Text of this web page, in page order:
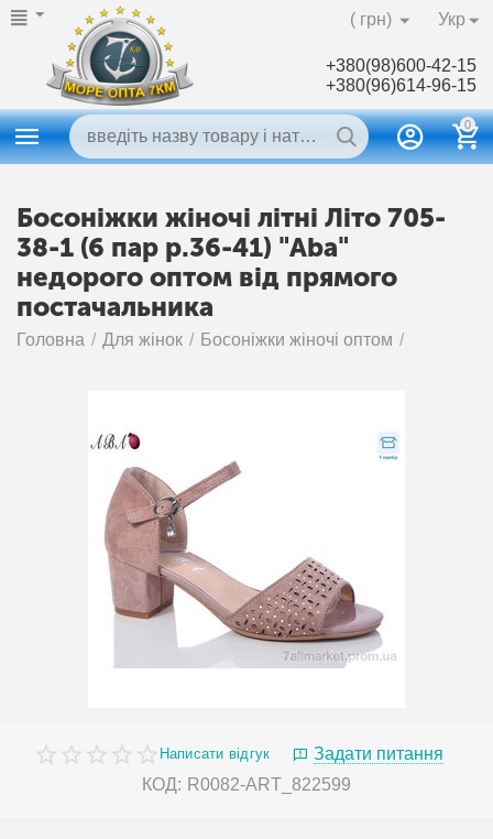
Укр
( грн)
+380(98)600-42-15
+380(96)614-96-15
0
Босоніжки жіночі літні Літо 705-
38-1 (6 пар р.36-41) "Aba"
недорого оптом від прямого
постачальника
Головна / Для жінок / Босоніжки жіночі оптом /
Написати відгук
Задати питання
КОД: R0082-ART_822599